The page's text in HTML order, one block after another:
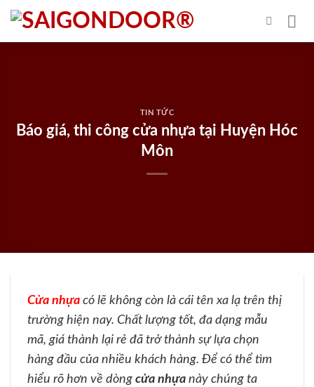
Skip
content
TIN TỨC
Báo giá, thi công cửa nhựa tại Huyện Hóc
Môn
Cửa nhựa có lẽ không còn là cái tên xa lạ trên thị
trường hiện nay. Chất lượng tốt, đa dạng mẫu
mã, giá thành lại rẻ đã trở thành sự lựa chọn
hàng đầu của nhiều khách hàng. Để có thể tìm
hiểu rõ hơn về dòng cửa nhựa này chúng ta